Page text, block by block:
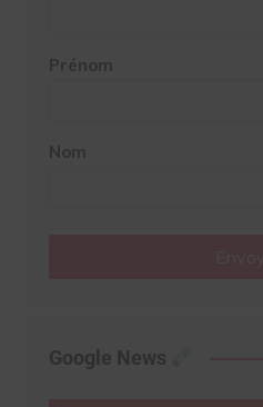
Prénom
Nom
Google News